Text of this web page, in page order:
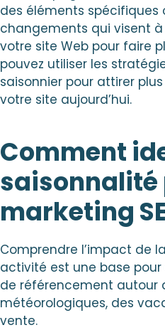
des éléments spécifiques
changements qui visent
votre site Web pour faire
pouvez utiliser les
saisonnier pour attirer
votre site aujourd’hui.
Comment
saisonnalité
marketing
Comprendre l’impact de
activité est une base
de référencement autour
météorologiques, des
vente.